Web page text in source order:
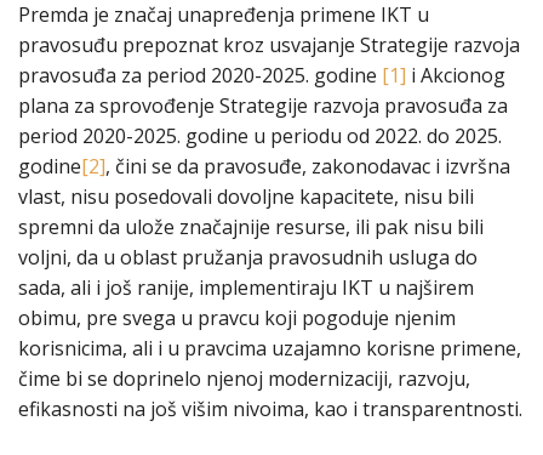
Premda je značaj unapređenja primene IKT u
pravosuđu prepoznat kroz usvajanje Strategije razvoja
pravosuđa za period 2020-2025. godine [1] i Akcionog
plana za sprovođenje Strategije razvoja pravosuđa za
period 2020-2025. godine u periodu od 2022. do 2025.
godine[2], čini se da pravosuđe, zakonodavac i izvršna
vlast, nisu posedovali dovoljne kapacitete, nisu bili
spremni da ulože značajnije resurse, ili pak nisu bili
voljni, da u oblast pružanja pravosudnih usluga do
sada, ali i još ranije, implementiraju IKT u najširem
obimu, pre svega u pravcu koji pogoduje njenim
korisnicima, ali i u pravcima uzajamno korisne primene,
čime bi se doprinelo njenoj modernizaciji, razvoju,
efikasnosti na još višim nivoima, kao i transparentnosti.